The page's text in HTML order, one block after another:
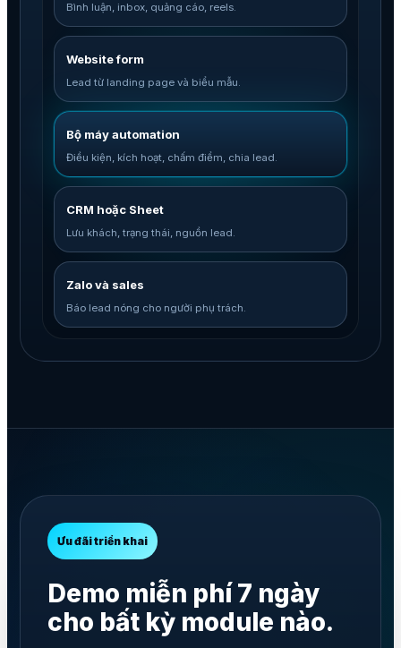
Bình luận, inbox, quảng cáo, reels.
Website form
Lead từ landing page và biểu mẫu.
Bộ máy automation
Điều kiện, kích hoạt, chấm điểm, chia lead.
CRM hoặc Sheet
Lưu khách, trạng thái, nguồn lead.
Zalo và sales
Báo lead nóng cho người phụ trách.
Ưu đãi triển khai
Demo miễn phí 7 ngày
cho bất kỳ module nào.